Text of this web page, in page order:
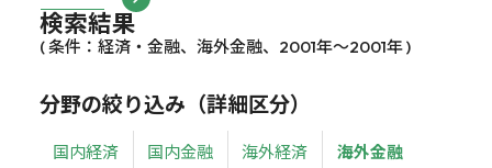
検索結果
( 条件：経済・金融、海外金融、2001年～2001年 )
分野の絞り込み（詳細区分）
国内経済 国内金融 海外経済 海外金融